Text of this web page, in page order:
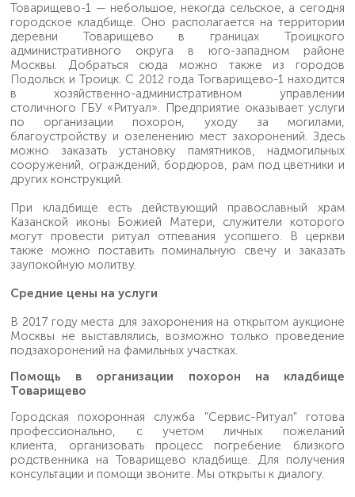
Товарищево-1 — небольшое, некогда сельское, а сегодня
городское кладбище. Оно располагается на территории
деревни Товарищево в границах Троицкого
административного округа в юго-западном районе
Москвы. Добраться сюда можно также из городов
Подольск и Троицк. С 2012 года Тогварищево-1 находится
в хозяйственно-административном управлении
столичного ГБУ «Ритуал». Предприятие оказывает услуги
по организации похорон, уходу за могилами,
благоустройству и озеленению мест захоронений. Здесь
можно заказать установку памятников, надмогильных
сооружений, ограждений, бордюров, рам под цветники и
других конструкций.
При кладбище есть действующий православный храм
Казанской иконы Божией Матери, служители которого
могут провести ритуал отпевания усопшего. В церкви
также можно поставить поминальную свечу и заказать
заупокойную молитву.
Средние цены на услуги
В 2017 году места для захоронения на открытом аукционе
Москвы не выставлялись, возможно только проведение
подзахоронений на фамильных участках.
Помощь в организации похорон на кладбище
Товарищево
Городская похоронная служба "Сервис-Ритуал" готова
профессионально, с учетом личных пожеланий
клиента, организовать процесс погребение близкого
родственника на Товарищево кладбище. Для получения
консультации и помощи звоните. Мы открыты к диалогу.